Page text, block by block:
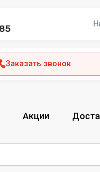
Заказать звонок
Акции